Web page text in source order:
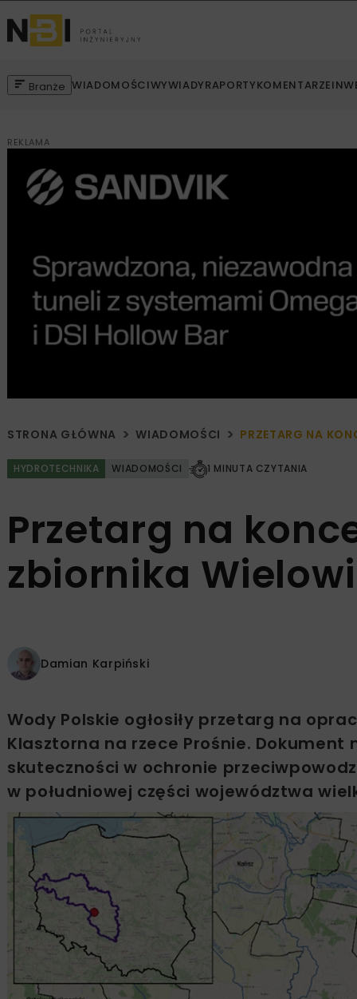
Branże WIADOMOŚCIWYWIADYRAPORTYKOMENTARZE
REKLAMA
STRONA GŁÓWNA WIADOMOŚCI PRZETARG NA
HYDROTECHNIKA WIADOMOŚCI 1 MINUTA CZYTANIA
Przetarg na
zbiornika
Damian Karpiński
Wody Polskie ogłosiły przetarg na
Klasztorna na rzece Prośnie.
skuteczności w ochronie
w południowej części województwa